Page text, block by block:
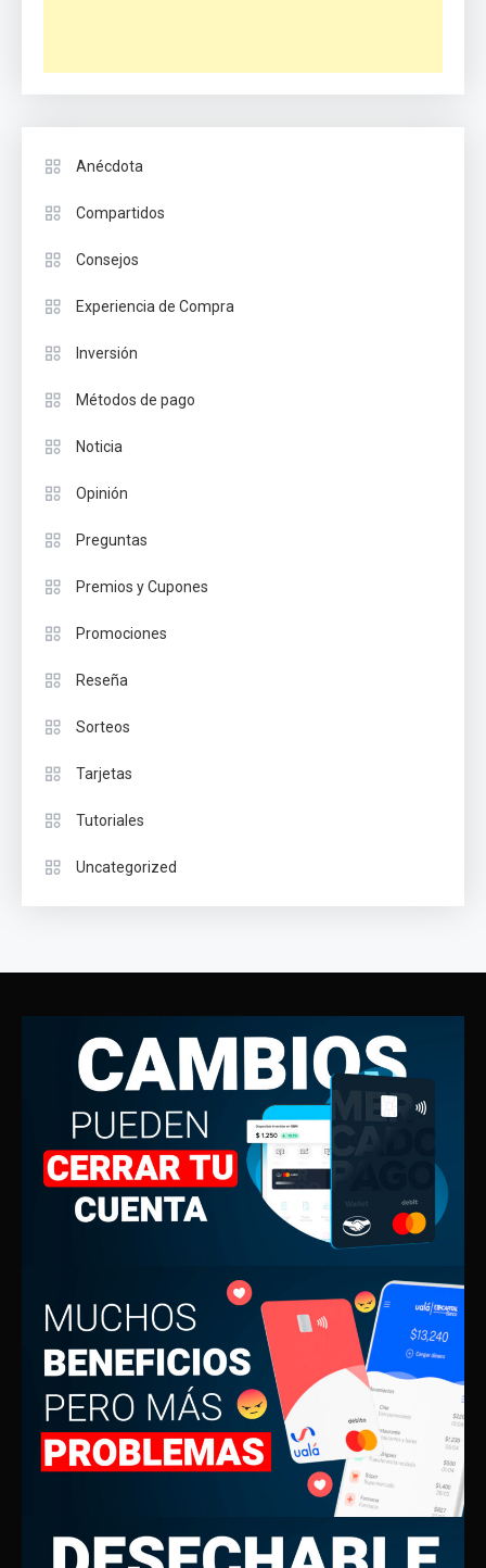
Anécdota
Compartidos
Consejos
Experiencia de Compra
Inversión
Métodos de pago
Noticia
Opinión
Preguntas
Premios y Cupones
Promociones
Reseña
Sorteos
Tarjetas
Tutoriales
Uncategorized